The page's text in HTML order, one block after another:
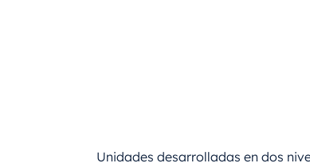
Unidades desarrolladas en dos